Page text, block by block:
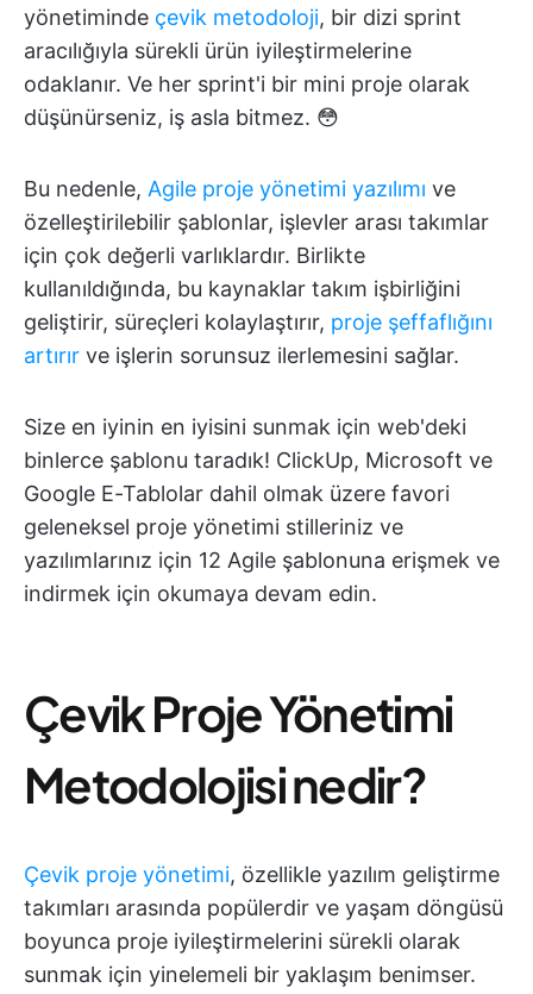
yönetiminde çevik metodoloji, bir dizi sprint
aracılığıyla sürekli ürün iyileştirmelerine
odaklanır. Ve her sprint'i bir mini proje olarak
düşünürseniz, iş asla bitmez. 😳
Bu nedenle, Agile proje yönetimi yazılımı ve
özelleştirilebilir şablonlar, işlevler arası takımlar
için çok değerli varlıklardır. Birlikte
kullanıldığında, bu kaynaklar takım işbirliğini
geliştirir, süreçleri kolaylaştırır, proje şeffaflığını
artırır ve işlerin sorunsuz ilerlemesini sağlar.
Size en iyinin en iyisini sunmak için web'deki
binlerce şablonu taradık! ClickUp, Microsoft ve
Google E-Tablolar dahil olmak üzere favori
geleneksel proje yönetimi stilleriniz ve
yazılımlarınız için 12 Agile şablonuna erişmek ve
indirmek için okumaya devam edin.
Çevik Proje Yönetimi
Metodolojisi nedir?
Çevik proje yönetimi, özellikle yazılım geliştirme
takımları arasında popülerdir ve yaşam döngüsü
boyunca proje iyileştirmelerini sürekli olarak
sunmak için yinelemeli bir yaklaşım benimser.